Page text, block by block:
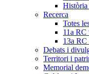
Història
Recerca
Totes
11a
13a
Debats i
Territori i
Memorial